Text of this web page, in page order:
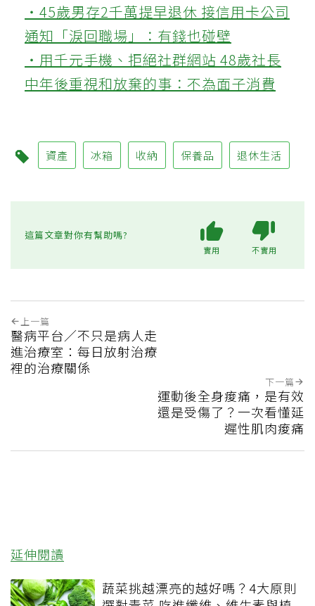
‧45歲男存2千萬提早退休 接信用卡公司
通知「淚回職場」：有錢也碰壁
‧用千元手機、拒絕社群網站 48歲社長
中年後重視和放棄的事：不為面子消費
資產 冰箱 收納 保養品 退休生活
這篇文章對你有幫助嗎?
實用 不實用
上一篇
醫病平台／不只是病人走
進治療室：每日放射治療
裡的治療關係
下一篇
運動後全身痠痛，是有效
還是受傷了？一次看懂延
遲性肌肉痠痛
延伸閱讀
蔬菜挑越漂亮的越好嗎？4大原則